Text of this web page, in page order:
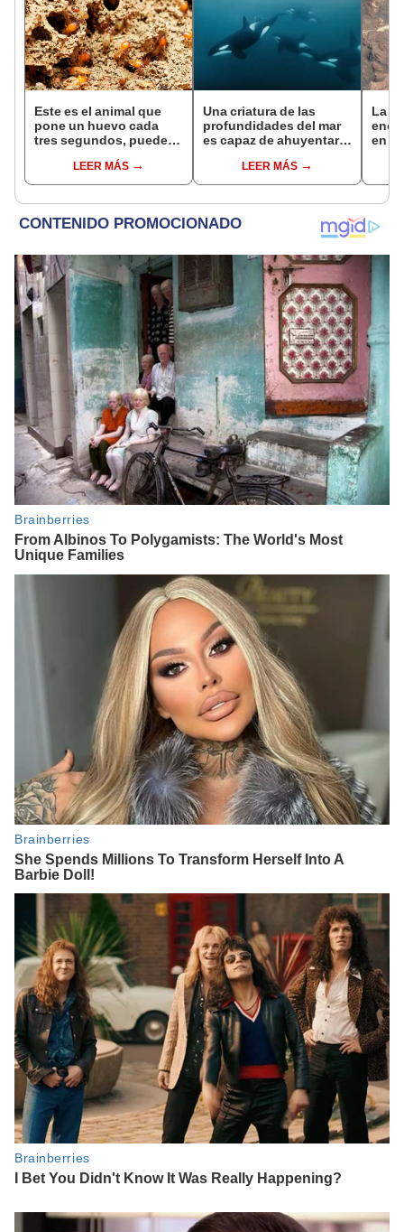
Este es el animal que
pone un huevo cada
tres segundos, puede
habita en casi todo el
planeta, excepto en la
LEER MÁS
Una criatura de las
profundidades del mar
es capaz de ahuyentar
LEER MÁS
La
en